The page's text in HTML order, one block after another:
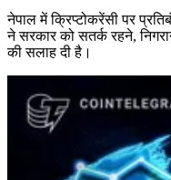
नेपाल में क्रिप्टोकरेंसी पर
ने सरकार को सतर्क रहने,
की सलाह दी है।